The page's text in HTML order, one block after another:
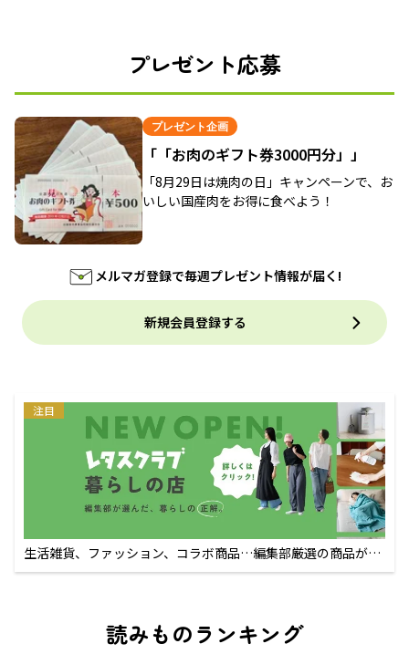
プレゼント応募
プレゼント企画
「「お肉のギフト券3000円分」」
「8月29日は焼肉の日」キャンペーンで、お
いしい国産肉をお得に食べよう！
メルマガ登録で毎週プレゼント情報が届く!
新規会員登録する
注目
生活雑貨、ファッション、コラボ商品…編集部厳選の商品が買
えるECサイト
読みものランキング